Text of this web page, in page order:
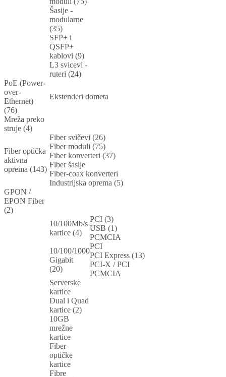
Šasije -
modularne
(35)
SFP+ i
QSFP+
kablovi (9)
L3 svicevi -
ruteri (24)
PoE (Power-
over-
Ethernet)
(76)
Ekstenderi dometa
Mreža preko
struje (4)
Fiber optička
aktivna
oprema (143)
Fiber svičevi (26)
Fiber moduli (75)
Fiber konverteri (37)
Fiber šasije
Fiber-coax konverteri
Industrijska oprema (5)
GPON /
EPON Fiber
(2)
10/100Mb/s
kartice (4)
PCI (3)
USB (1)
PCMCIA
10/100/1000
Gigabit
(20)
PCI
PCI Express (13)
PCI-X / PCI
PCMCIA
Serverske
kartice
Dual i Quad
kartice (2)
10GB
mrežne
kartice
Fiber
optičke
kartice
Fibre